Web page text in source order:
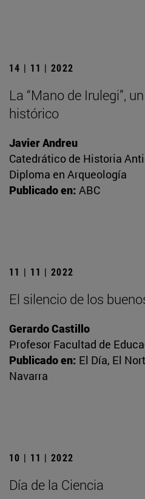
14 | 11 | 2022
La “Mano de Irulegi”,
histórico
Javier Andreu
Catedrático de Historia
Diploma en Arqueología
Publicado en: ABC
11 | 11 | 2022
El silencio de los
Gerardo Castillo
Profesor Facultad de
Publicado en: El Día, El
Navarra
10 | 11 | 2022
Día de la Ciencia